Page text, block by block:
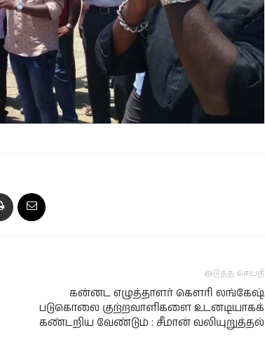
அடுத்த செய்தி
கன்னட எழுத்தாளர் கௌரி லங்கேஷ்
படுகொலை குற்றவாளிகளை உடனடியாகக்
கண்டறிய வேண்டும் : சீமான் வலியுறுத்தல்